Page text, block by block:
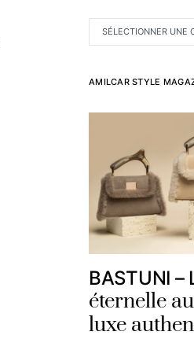
CATÉGORIES
AMILCAR STYLE
BASTUNI –
éternelle
luxe